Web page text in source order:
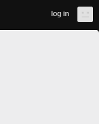
log in